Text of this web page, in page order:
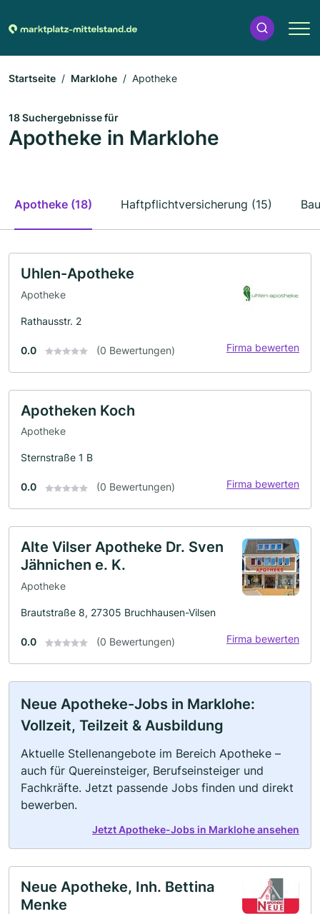
Startseite Marklohe Apotheke
18 Suchergebnisse für
Apotheke in Marklohe
Apotheke (18) Haftpflichtversicherung (15)
Uhlen-Apotheke
Apotheke
Rathausstr. 2
0.0 (0 Bewertungen) Firma bewerten
Apotheken Koch
Apotheke
Sternstraße 1 B
0.0 (0 Bewertungen) Firma bewerten
Alte Vilser Apotheke Dr. Sven
Jähnichen e. K.
Apotheke
Brautstraße 8, 27305 Bruchhausen-Vilsen
0.0 (0 Bewertungen) Firma bewerten
Neue Apotheke-Jobs in Marklohe:
Vollzeit, Teilzeit & Ausbildung
Aktuelle Stellenangebote im Bereich Apotheke –
auch für Quereinsteiger, Berufseinsteiger und
Fachkräfte. Jetzt passende Jobs finden und direkt
bewerben.
Jetzt Apotheke-Jobs in Marklohe ansehen
Neue Apotheke, Inh. Bettina
Menke